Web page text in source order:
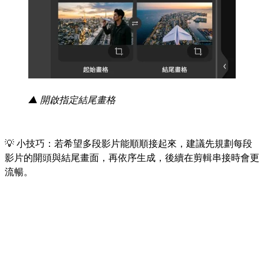
▲ 開啟指定結尾畫格
💡 小技巧：若希望多段影片能順順接起來，建議先規劃每段
影片的開頭與結尾畫面，再依序生成，後續在剪輯串接時會更
流暢。